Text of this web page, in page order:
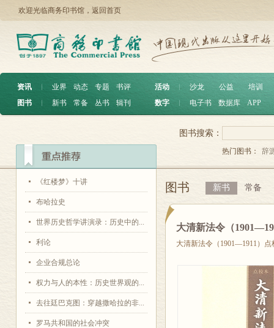
欢迎光临商务印书馆， 返回首页
资讯 ︱ 业界 动态 专题
书评
图书
︱ 新书 常备 丛书 辑刊
活动 沙龙 公益
培训
数字
电子书 数据库 APP
《红楼梦》十讲
布哈拉史
世界历史哲学讲演录：历史中的...
利论
企业合规总论
权力与人的本性：历史世界观的...
去往廷巴克图：穿越撒哈拉的非...
罗马共和国的社会冲突
图书搜索：
热门图书： 辞
图书 新书 常备
大清新法令（
大清新法令（1901—1911）点